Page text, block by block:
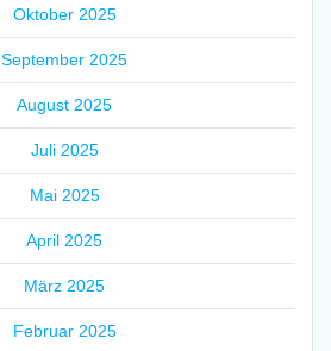
Oktober 2025
September 2025
August 2025
Juli 2025
Mai 2025
April 2025
März 2025
Februar 2025